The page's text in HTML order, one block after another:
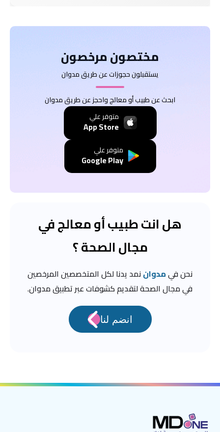
مختصون مرخصون
يستقبلون حجوزات عن طريق مدوان
ابحث عن طبيب أو معالج واحجز عن طريق مدوان
متوفر علي
App Store
متوفر علي
Google Play
هل انت طبيب أو معالج في
مجال الصحة ؟
نحن فيمدوان نمد يدنا لكل المتخصصين المرخصين
في مجال الصحة لتقديم كشوفات عبر تطبيق مدوان.
انضم لنا